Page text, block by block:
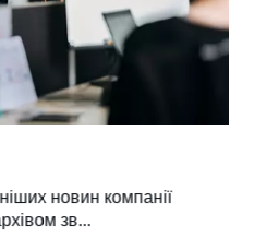
новин компанії
зв